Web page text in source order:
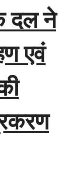
दल ने
एवं